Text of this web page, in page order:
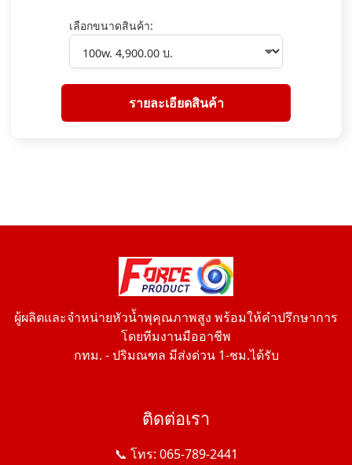
เลือกขนาดสินค้า:
รายละเอียดสินค้า
ผู้ผลิตและจำหน่ายหัวน้ำพุคุณภาพสูง พร้อมให้คำปรึกษาการ
โดยทีมงานมืออาชีพ
กทม. - ปริมณฑล มีส่งด่วน 1-ชม.ได้รับ
ติดต่อเรา
📞 โทร: 065-789-2441